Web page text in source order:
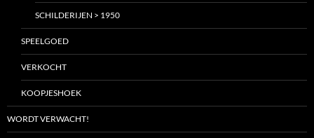
SCHILDERIJEN > 1950
SPEELGOED
VERKOCHT
KOOPJESHOEK
WORDT VERWACHT!